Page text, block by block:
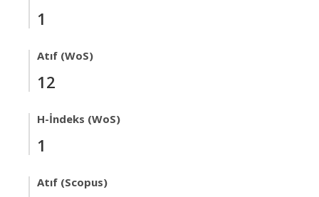
1
Atıf (WoS)
12
H-İndeks (WoS)
1
Atıf (Scopus)